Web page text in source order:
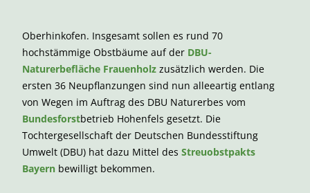
Oberhinkofen. Insgesamt sollen es rund 70
hochstämmige Obstbäume auf der DBU-
Naturerbefläche Frauenholz zusätzlich werden. Die
ersten 36 Neupflanzungen sind nun alleeartig entlang
von Wegen im Auftrag des DBU Naturerbes vom
Bundesforstbetrieb Hohenfels gesetzt. Die
Tochtergesellschaft der Deutschen Bundesstiftung
Umwelt (DBU) hat dazu Mittel des Streuobstpakts
Bayern bewilligt bekommen.